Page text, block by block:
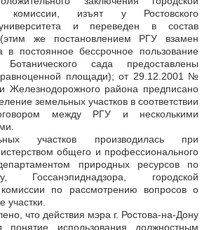
комиссии, изъят у Ростовского
университета и переведен в состав
(этим же постановлением РГУ взамен
в постоянное бессрочное пользование
сада предоставлены
равноценной площади); от 29.12.2001 №
Железнодорожного района предписано
земельных участков в соответствии
между РГУ и несколькими
участков производилась при
общего и профессионального
природных ресурсов по
Госсанэпиднадзора, городской
по рассмотрению вопросов о
участки.
что действия мэра г. Ростова-на-Дону
использования должностным